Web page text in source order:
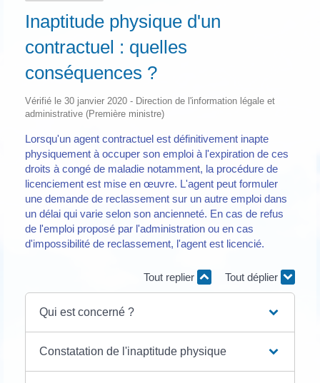
Inaptitude physique d'un
contractuel : quelles
conséquences ?
Vérifié le 30 janvier 2020 - Direction de l'information légale et
administrative (Première ministre)
Lorsqu'un agent contractuel est définitivement inapte
physiquement à occuper son emploi à l'expiration de ces
droits à congé de maladie notamment, la procédure de
licenciement est mise en œuvre. L'agent peut formuler
une demande de reclassement sur un autre emploi dans
un délai qui varie selon son ancienneté. En cas de refus
de l'emploi proposé par l'administration ou en cas
d'impossibilité de reclassement, l'agent est licencié.
Tout replier Tout déplier
Qui est concerné ?
Constatation de l'inaptitude physique